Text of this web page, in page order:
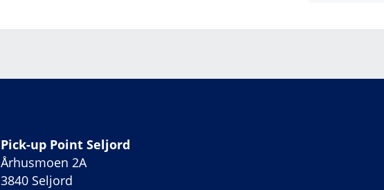
Pick-up Point Seljord
Århusmoen 2A
3840 Seljord